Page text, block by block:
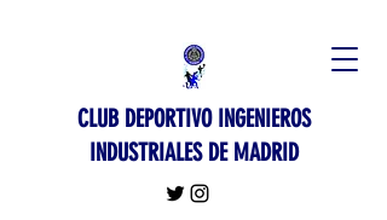
CLUB DEPORTIVO INGENIEROS
INDUSTRIALES DE MADRID